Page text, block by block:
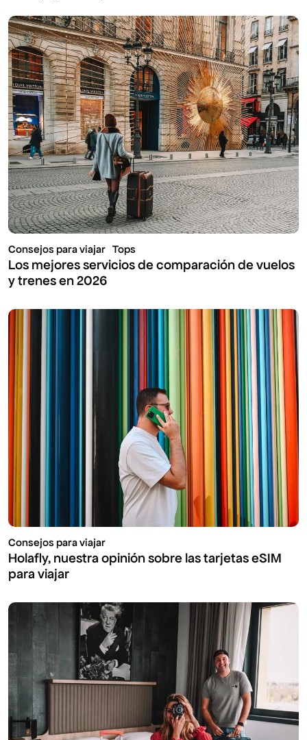
Consejos para viajar Tops
Los mejores servicios de comparación de vuelos
y trenes en 2026
Consejos para viajar
Holafly, nuestra opinión sobre las tarjetas eSIM
para viajar